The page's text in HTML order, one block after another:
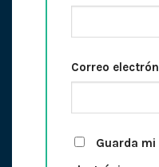
Correo
Guarda